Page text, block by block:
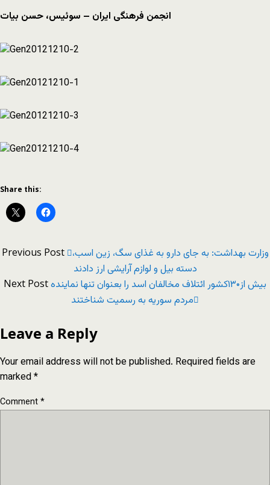
انجمن فرهنگی ایران – سوئیس، حسن بیات
Share this:
Previous Post
وزارت بهداشت: به جای دارو به غذای سگ، زین اسب،
دسته بیل و لوازم آرایشی ارز دادند
Next Postبیش از۱۳۰کشور ائتلاف مخالفان اسد را بعنوان تنها نماینده
مردم سوریه به رسمیت شناختند
Leave a Reply
Your email address will not be published. Required fields are
marked*
Comment*